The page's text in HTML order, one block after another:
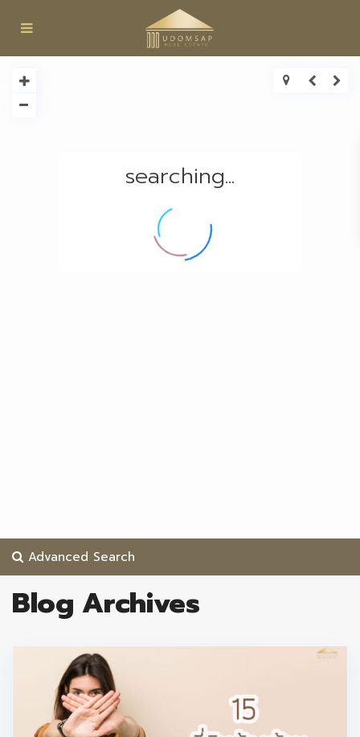
searching...
Advanced Search
Blog Archives